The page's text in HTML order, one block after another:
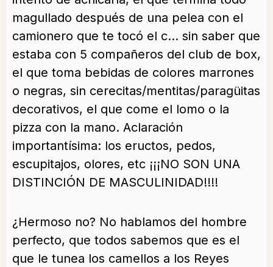
magullado después de una pelea con el
camionero que te tocó el c… sin saber que
estaba con 5 compañeros del club de box,
el que toma bebidas de colores marrones
o negras, sin cerecitas/mentitas/paragüitas
decorativos, el que come el lomo o la
pizza con la mano. Aclaración
importantísima: los eructos, pedos,
escupitajos, olores, etc ¡¡¡NO SON UNA
DISTINCIÓN DE MASCULINIDAD!!!!
¿Hermoso no? No hablamos del hombre
perfecto, que todos sabemos que es el
que le tunea los camellos a los Reyes